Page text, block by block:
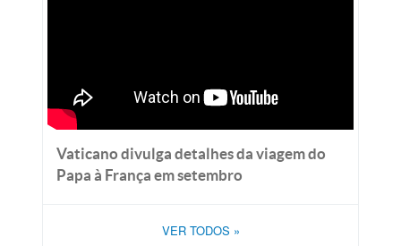
Vaticano divulga detalhes da viagem do
Papa à França em setembro
VER TODOS »